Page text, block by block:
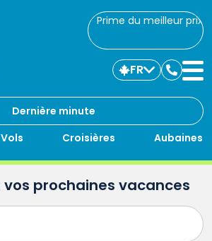
Prime du meilleur prix
Dernière minute
Vols Croisières Aubaines
FR
avec
vos prochaines vacances